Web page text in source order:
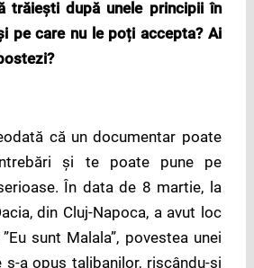
trăiești după unele principii în
pe care nu le poți accepta? Ai
că un documentar poate
și te poate pune pe
În data de 8 martie, la
din Cluj-Napoca, a avut loc
sunt Malala”, povestea unei
s-a opus talibanilor, riscându-și